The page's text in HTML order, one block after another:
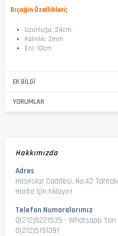
Bıçağın Özellikleri;
Uzunluğu: 24cm
Kalınlık: 2mm
Eni: 10cm
EK BILGI
YORUMLAR
Hakkımızda
Adres
Hasırcılar Caddesi. No:42
Harita İçin tıklayın!
Telefon Numaralarımız
0(212)5221535 - Whatsapp 'tan
0(212)5191391